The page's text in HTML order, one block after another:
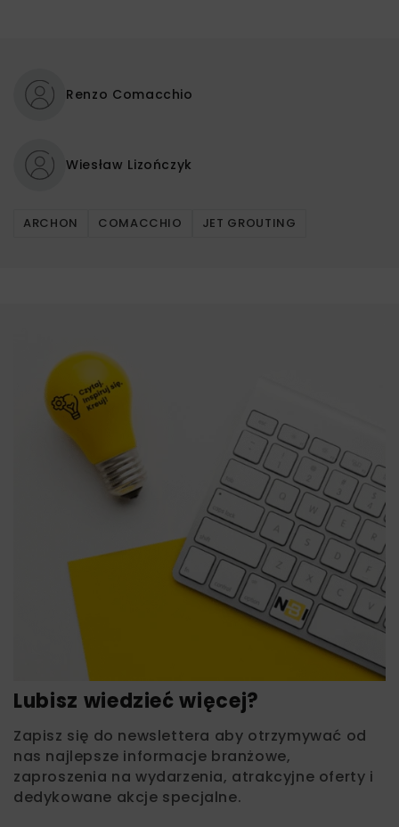
Renzo Comacchio
Wiesław Lizończyk
ARCHON COMACCHIO JET GROUTING
Lubisz wiedzieć więcej?
Zapisz się do newslettera aby otrzymywać od
nas najlepsze informacje branżowe,
zaproszenia na wydarzenia, atrakcyjne oferty i
dedykowane akcje specjalne.